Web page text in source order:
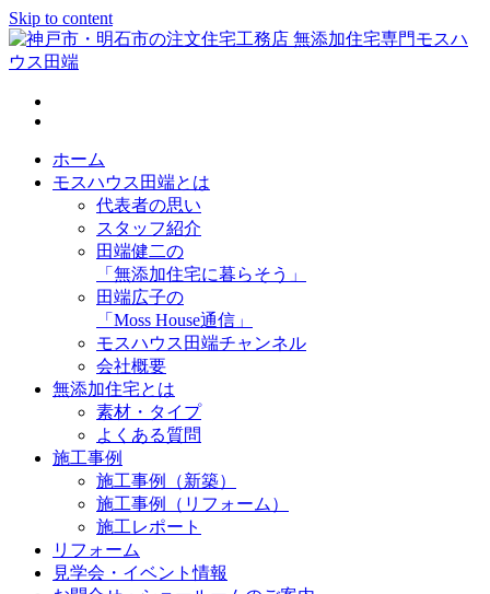
Skip to content
神戸市・明石市の注文住宅工務店 無添加住宅専門モスハウス
田端
ホーム
モスハウス田端とは
代表者の思い
スタッフ紹介
田端健二の
「無添加住宅に暮らそう」
田端広子の
「Moss House通信」
モスハウス田端チャンネル
会社概要
無添加住宅とは
素材・タイプ
よくある質問
施工事例
施工事例（新築）
施工事例（リフォーム）
施工レポート
リフォーム
見学会・イベント情報